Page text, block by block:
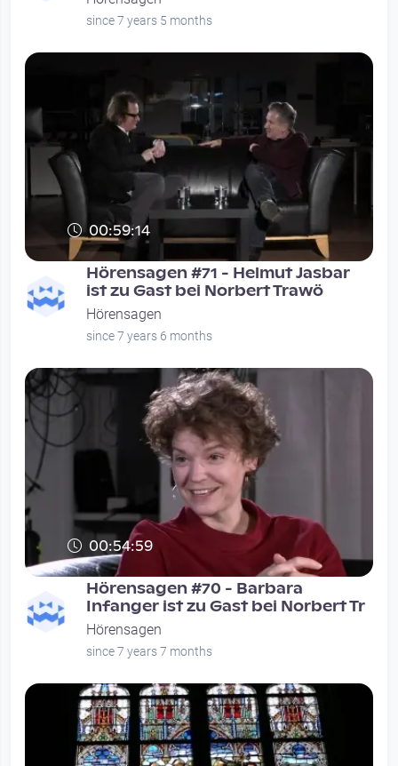
since 7 years 5 months
00:59:14
Hörensagen #71 - Helmut Jasbar
ist zu Gast bei Norbert Trawö
Hörensagen
since 7 years 6 months
00:54:59
Hörensagen #70 - Barbara
Infanger ist zu Gast bei Norbert Tr
Hörensagen
since 7 years 7 months